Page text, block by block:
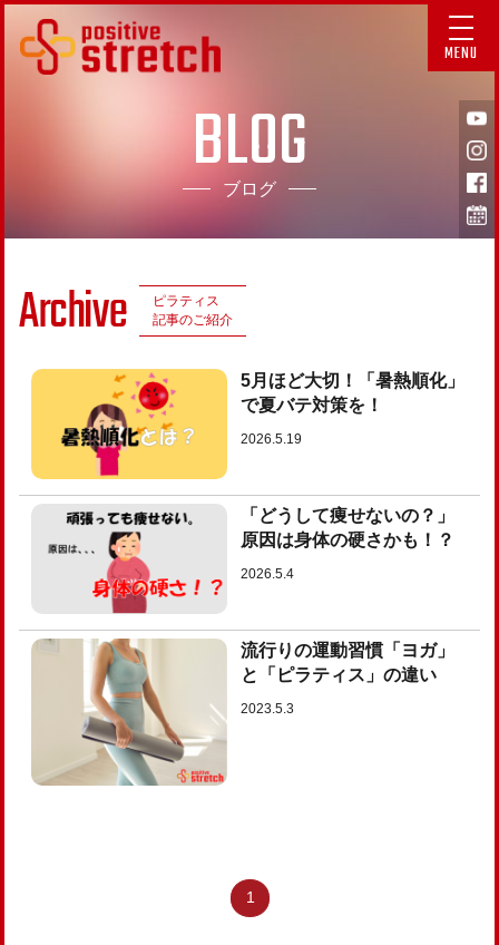
MENU
BLOG
ブログ
Archive
ピラティス
記事のご紹介
5月ほど大切！「暑熱順化」
で夏バテ対策を！
2026.5.19
「どうして痩せないの？」
原因は身体の硬さかも！？
2026.5.4
流行りの運動習慣「ヨガ」
と「ピラティス」の違い
2023.5.3
1